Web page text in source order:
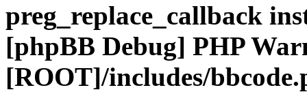
preg_replace_callback
[phpBB Debug] PHP
[ROOT]/includes/